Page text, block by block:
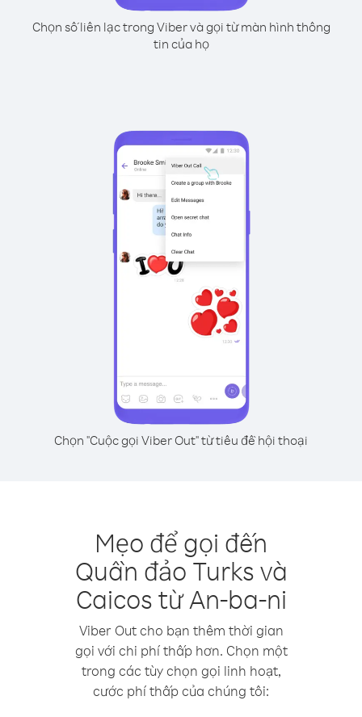
Chọn số liên lạc trong Viber và gọi từ màn hình thông
tin của họ
Chọn "Cuộc gọi Viber Out" từ tiêu đề hội thoại
Mẹo để gọi đến
Quần đảo Turks và
Caicos từ An-ba-ni
Viber Out cho bạn thêm thời gian
gọi với chi phí thấp hơn. Chọn một
trong các tùy chọn gọi linh hoạt,
cước phí thấp của chúng tôi: